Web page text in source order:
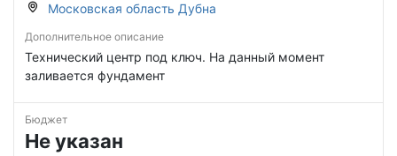
Московская область Дубна
Дополнительное описание
Технический центр под ключ. На данный момент
заливается фундамент
Бюджет
Не указан